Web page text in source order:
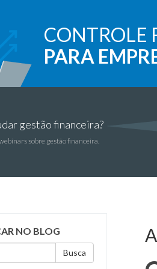
CONTROLE
PARA
gestão financeira?
sobre gestão financeira.
NO BLOG
Busca